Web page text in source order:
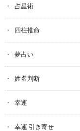
占星術
四柱推命
夢占い
姓名判断
幸運
幸運 引き寄せ